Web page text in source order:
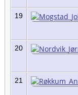
19
20
21